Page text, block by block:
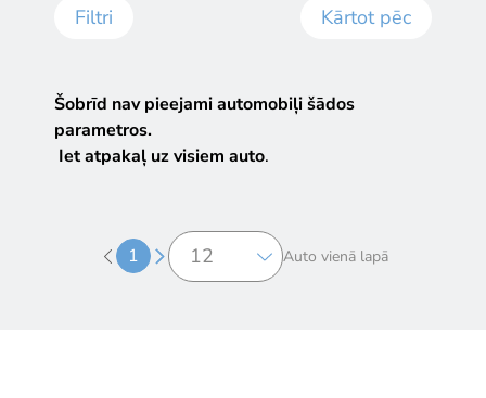
Filtri Kārtot pēc
Šobrīd nav pieejami automobiļi šādos
parametros.
Iet atpakaļ uz visiem auto.
1 Auto vienā lapā